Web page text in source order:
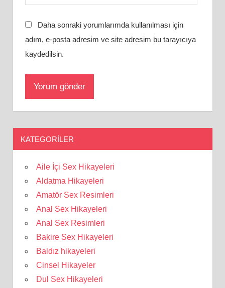
Daha sonraki yorumlarımda kullanılması için
adım, e-posta adresim ve site adresim bu tarayıcıya
kaydedilsin.
KATEGORILER
Aile İçi Sex Hikayeleri
Aldatma Hikayeleri
Amatör Sex Resimleri
Anal Sex Hikayeleri
Anal Sex Resimleri
Bakire Sex Hikayeleri
Baldız hikayeleri
Cinsel Hikayeler
Dul Sex Hikayeleri